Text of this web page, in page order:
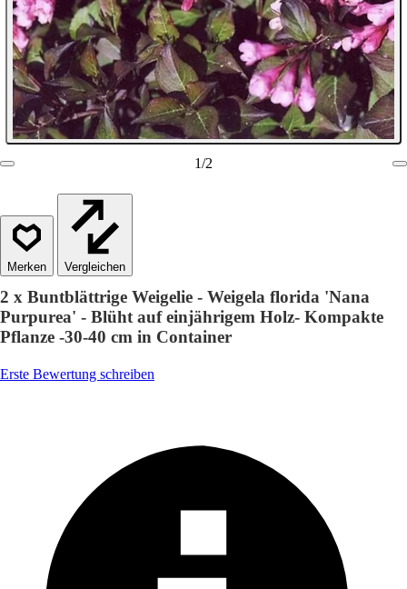
1/2
Vergleichen
2 x Buntblättrige Weigelie - Weigela florida 'Nana
Purpurea' - Blüht auf einjährigem Holz- Kompakte
Pflanze -30-40 cm in Container
Erste Bewertung schreiben